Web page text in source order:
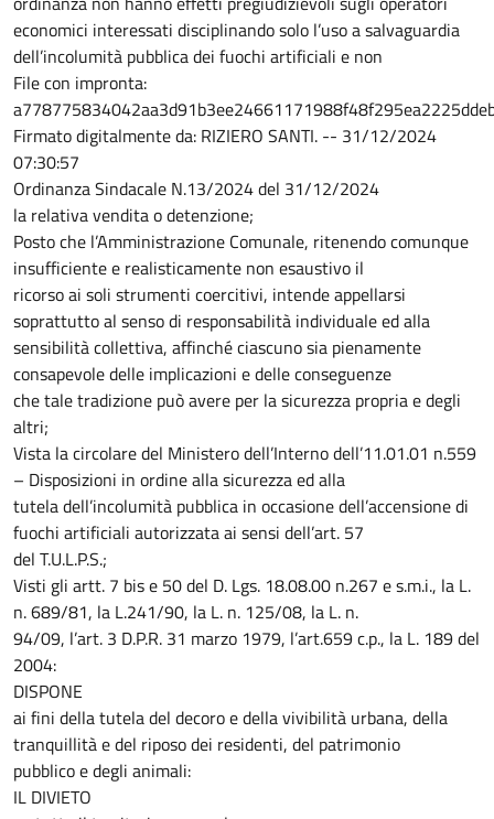
economici interessati disciplinando solo l’uso a salvaguardia
dell’incolumità pubblica dei fuochi artificiali e non
File con impronta:
Firmato digitalmente da: RIZIERO SANTI. -- 31/12/2024
07:30:57
Ordinanza Sindacale N.13/2024 del 31/12/2024
la relativa vendita o detenzione;
Posto che l’Amministrazione Comunale, ritenendo comunque
insufficiente e realisticamente non esaustivo il
ricorso ai soli strumenti coercitivi, intende appellarsi
soprattutto al senso di responsabilità individuale ed alla
sensibilità collettiva, affinché ciascuno sia pienamente
consapevole delle implicazioni e delle conseguenze
che tale tradizione può avere per la sicurezza propria e degli
altri;
Vista la circolare del Ministero dell’Interno dell’11.01.01 n.559
– Disposizioni in ordine alla sicurezza ed alla
tutela dell’incolumità pubblica in occasione dell’accensione di
fuochi artificiali autorizzata ai sensi dell’art. 57
del T.U.L.P.S.;
Visti gli artt. 7 bis e 50 del D. Lgs. 18.08.00 n.267 e s.m.i., la L.
n. 689/81, la L.241/90, la L. n. 125/08, la L. n.
94/09, l’art. 3 D.P.R. 31 marzo 1979, l’art.659 c.p., la L. 189 del
2004:
DISPONE
ai fini della tutela del decoro e della vivibilità urbana, della
tranquillità e del riposo dei residenti, del patrimonio
pubblico e degli animali:
IL DIVIETO